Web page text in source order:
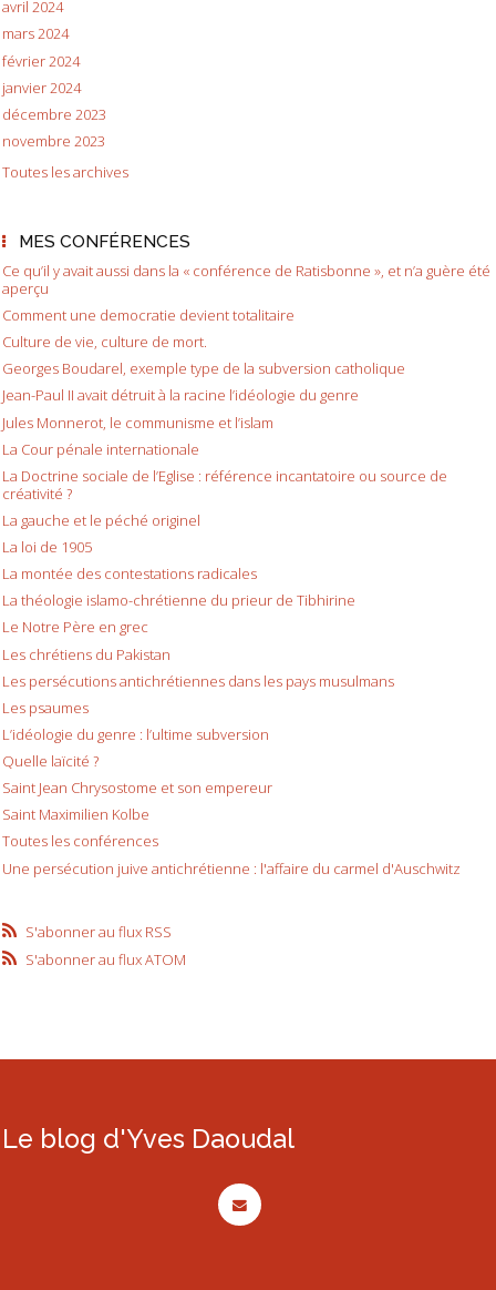
avril 2024
mars 2024
février 2024
janvier 2024
décembre 2023
novembre 2023
Toutes les archives
MES CONFÉRENCES
Ce qu’il y avait aussi dans la « conférence de Ratisbonne », et n’a guère été
aperçu
Comment une democratie devient totalitaire
Culture de vie, culture de mort.
Georges Boudarel, exemple type de la subversion catholique
Jean-Paul II avait détruit à la racine l’idéologie du genre
Jules Monnerot, le communisme et l’islam
La Cour pénale internationale
La Doctrine sociale de l’Eglise : référence incantatoire ou source de
créativité ?
La gauche et le péché originel
La loi de 1905
La montée des contestations radicales
La théologie islamo-chrétienne du prieur de Tibhirine
Le Notre Père en grec
Les chrétiens du Pakistan
Les persécutions antichrétiennes dans les pays musulmans
Les psaumes
L’idéologie du genre : l’ultime subversion
Quelle laïcité ?
Saint Jean Chrysostome et son empereur
Saint Maximilien Kolbe
Toutes les conférences
Une persécution juive antichrétienne : l'affaire du carmel d'Auschwitz
S'abonner au flux RSS
S'abonner au flux ATOM
Le blog d'Yves Daoudal